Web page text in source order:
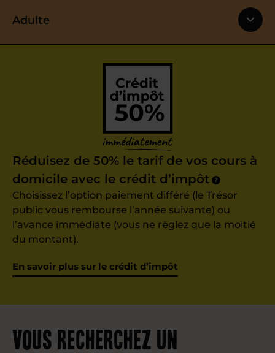
Adulte
Réduisez de 50% le tarif de vos cours à
domicile avec le crédit d’impôt
?
Choisissez l’option paiement différé (le Trésor
public vous rembourse l’année suivante) ou
l’avance immédiate (vous ne règlez que la moitié
du montant).
En savoir plus sur le crédit d’impôt
Vous recherchez un